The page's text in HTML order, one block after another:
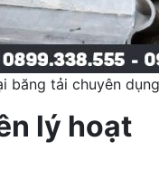
băng tải chuyên
lý hoạt